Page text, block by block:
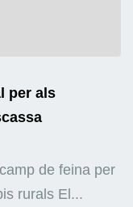
per als
de feina per
rurals El...